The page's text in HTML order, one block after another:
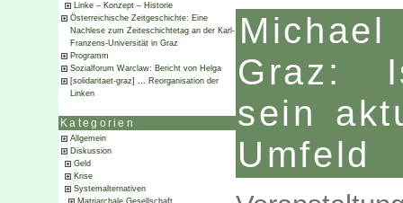
Linke – Konzept – Historie
Österreichische Zeitgeschichte: Eine
Nachlese zum Zeiteschichtetag an der Karl-
Franzens-Universität in Graz
Programm
Sozialforum Warclaw: Bericht von Helga
[solidaritaet-graz] … Reorganisation der
Linken
Kategorien
Allgemein
Diskussion
Geld
Krise
Systemalternativen
Matriarchale Gesellschaft
Graz:
sein
Umfeld